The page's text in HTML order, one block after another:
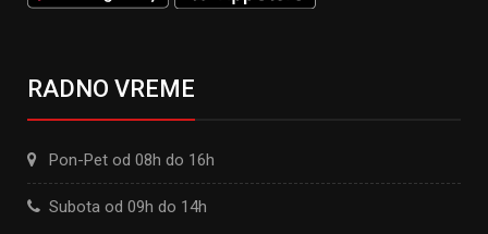
RADNO VREME
Pon-Pet od 08h do 16h
Subota od 09h do 14h